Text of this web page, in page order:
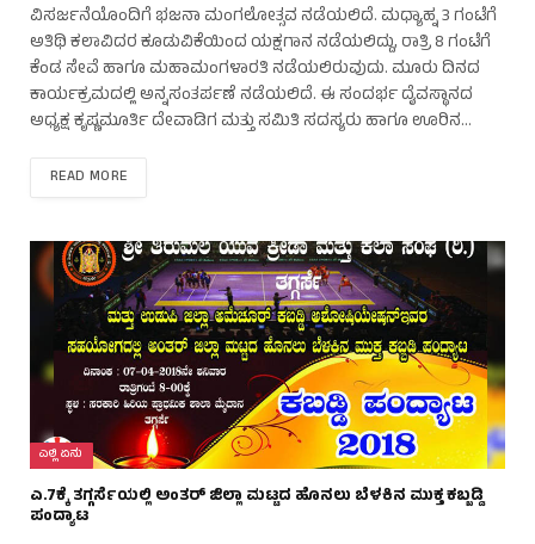
ವಿಸರ್ಜನೆಯೊಂದಿಗೆ ಭಜನಾ ಮಂಗಲೋತ್ಸವ ನಡೆಯಲಿದೆ. ಮಧ್ಯಾಹ್ನ 3 ಗಂಟೆಗೆ
ಅತಿಥಿ ಕಲಾವಿದರ ಕೂಡುವಿಕೆಯಿಂದ ಯಕ್ಷಗಾನ ನಡೆಯಲಿದ್ದು, ರಾತ್ರಿ 8 ಗಂಟೆಗೆ
ಕೆಂಡ ಸೇವೆ ಹಾಗೂ ಮಹಾಮಂಗಳಾರತಿ ನಡೆಯಲಿರುವುದು. ಮೂರು ದಿನದ
ಕಾರ್ಯಕ್ರಮದಲ್ಲಿ ಅನ್ನಸಂತರ್ಪಣೆ ನಡೆಯಲಿದೆ. ಈ ಸಂದರ್ಭ ದೈವಸ್ಥಾನದ
ಅಧ್ಯಕ್ಷ ಕೃಷ್ಣಮೂರ್ತಿ ದೇವಾಡಿಗ ಮತ್ತು ಸಮಿತಿ ಸದಸ್ಯರು ಹಾಗೂ ಊರಿನ…
READ MORE
ಎಲ್ಲಿ ಏನು
ಎ.7ಕ್ಕೆ ತಗ್ಗರ್ಸೆಯಲ್ಲಿ ಅಂತರ್ ಜಿಲ್ಲಾ ಮಟ್ಟದ ಹೊನಲು ಬೆಳಕಿನ ಮುಕ್ತ ಕಬ್ಬಡ್ಡಿ
ಪಂದ್ಯಾಟ